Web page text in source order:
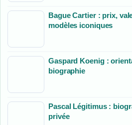
Bague Cartier : prix,
modèles iconiques
Gaspard Koenig :
biographie
Pascal Légitimus :
privée